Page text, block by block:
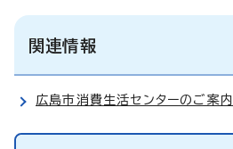
関連情報
広島市消費生活センターのご案内